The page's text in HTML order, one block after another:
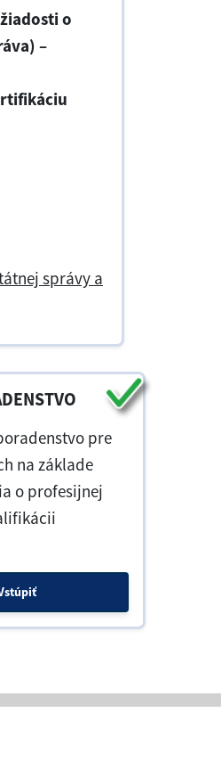
o
–
správy a
pre
na základe
o profesijnej